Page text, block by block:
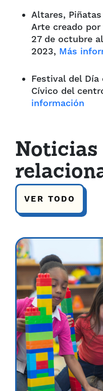
Altares,
Arte creado
27 de octubre
2023, Más
Festival del
Cívico del
información
Noticias
VER TODO